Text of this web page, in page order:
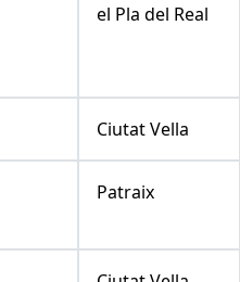
el Pla del Real
Ciutat Vella
Patraix